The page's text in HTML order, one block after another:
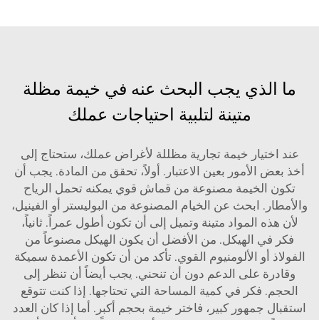
ما الذي يجب البحث عنه في خيمة مظلة
متينة لتلبية احتياجات عملك
عند اختيار خيمة تجارية مظللة لأغراض عملك، ستحتاج إلى
أخذ بعض الأمور بعين الاعتبار. أولاً، تحقق من المادة. يجب أن
تكون الخيمة مصنوعة من قماش قوي يمكنه تحمل الرياح
والأمطار. ابحث عن الخيام المصنوعة من البوليستر أو الفينيل،
لأن هذه المواد متينة وتميل إلى أن تكون أطول عمراً. ثانياً،
فكر في الهيكل. من الأفضل أن يكون الهيكل مصنوعاً من
الفولاذ أو الألومنيوم القوي. تأكد من أن تكون الأعمدة سميكة
وقادرة على الدعم دون أن تنحني. يجب أيضاً أن تنظر إلى
الحجم. فكر في كمية المساحة التي تحتاجها. إذا كنت تتوقع
استقبال جمهور كبير، فاختر خيمة بحجم أكبر. أما إذا كان العدد